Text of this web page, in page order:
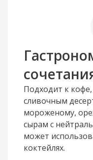
Подходит к
сливочным
мороженому,
сырам с
может
коктейлях.